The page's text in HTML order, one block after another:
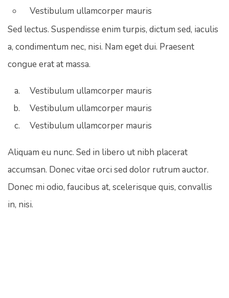
Vestibulum ullamcorper mauris
Sed lectus. Suspendisse enim turpis, dictum sed, iaculis
a, condimentum nec, nisi. Nam eget dui. Praesent
congue erat at massa.
Vestibulum ullamcorper mauris
Vestibulum ullamcorper mauris
Vestibulum ullamcorper mauris
Aliquam eu nunc. Sed in libero ut nibh placerat
accumsan. Donec vitae orci sed dolor rutrum auctor.
Donec mi odio, faucibus at, scelerisque quis, convallis
in, nisi.